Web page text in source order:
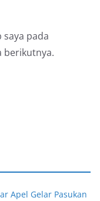
saya pada
berikutnya.
Apel Gelar Pasukan